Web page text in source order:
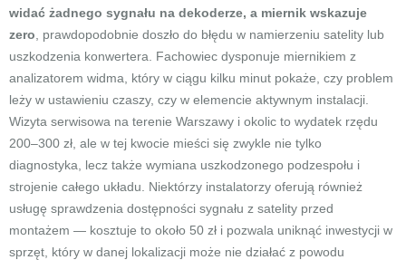
widać żadnego sygnału na dekoderze, a miernik wskazuje
zero , prawdopodobnie doszło do błędu w namierzeniu satelity lub
uszkodzenia konwertera. Fachowiec dysponuje miernikiem z
analizatorem widma, który w ciągu kilku minut pokaże, czy problem
leży w ustawieniu czaszy, czy w elemencie aktywnym instalacji.
Wizyta serwisowa na terenie Warszawy i okolic to wydatek rzędu
200–300 zł, ale w tej kwocie mieści się zwykle nie tylko
diagnostyka, lecz także wymiana uszkodzonego podzespołu i
strojenie całego układu. Niektórzy instalatorzy oferują również
usługę sprawdzenia dostępności sygnału z satelity przed
montażem — kosztuje to około 50 zł i pozwala uniknąć inwestycji w
sprzęt, który w danej lokalizacji może nie działać z powodu